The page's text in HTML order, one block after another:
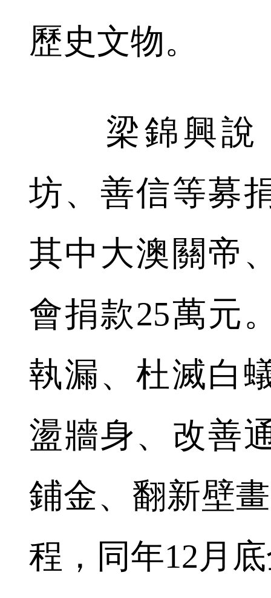
歷史文物。
梁錦興說
坊、善信等募
其中大澳關帝
會捐款25萬元
執漏、杜滅白
盪牆身、改善
鋪金、翻新壁
程，同年12月